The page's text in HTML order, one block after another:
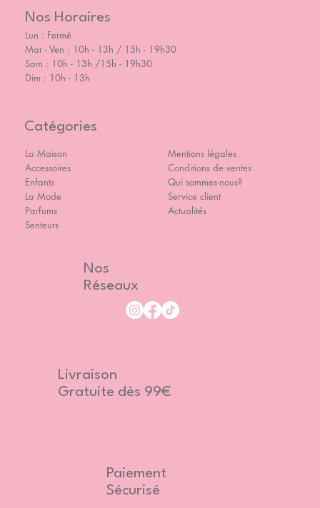
Nos Horaires
Lun : Fermé
Mar - Ven : 10h - 13h / 15h - 19h30
Sam : 10h - 13h /15h - 19h30
Dim : 10h - 13h
Catégories
La Maison
Accessoires
Enfants
La Mode
Parfums
Senteurs
Mentions légales
Conditions de ventes
Qui sommes-nous?
Service client
Actualités
Nos
Réseaux
Livraison
Gratuite dès 99€
Paiement
Sécurisé